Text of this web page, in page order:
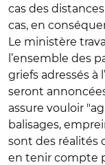
cas des
cas, en
Le ministère
l’ensemble des
griefs adressés à
seront
assure vouloir
balisages,
sont des réalités
en tenir compte